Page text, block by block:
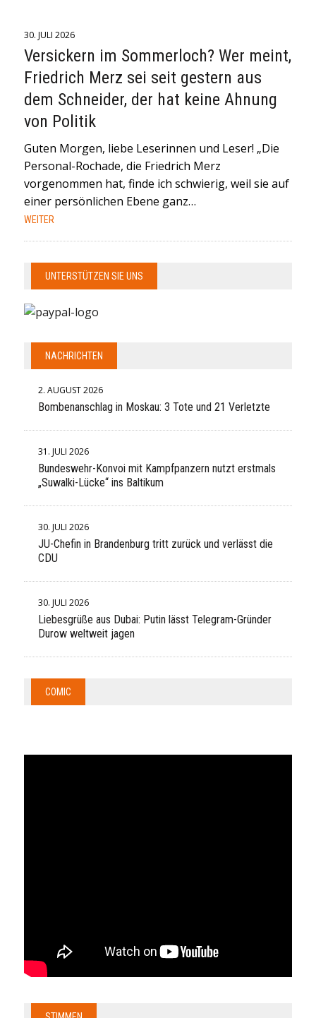
30. JULI 2026
Versickern im Sommerloch? Wer meint,
Friedrich Merz sei seit gestern aus
dem Schneider, der hat keine Ahnung
von Politik
Guten Morgen, liebe Leserinnen und Leser! „Die
Personal-Rochade, die Friedrich Merz
vorgenommen hat, finde ich schwierig, weil sie auf
einer persönlichen Ebene ganz…
WEITER
UNTERSTÜTZEN SIE UNS
NACHRICHTEN
2. AUGUST 2026
Bombenanschlag in Moskau: 3 Tote und 21 Verletzte
31. JULI 2026
Bundeswehr-Konvoi mit Kampfpanzern nutzt erstmals
„Suwalki-Lücke“ ins Baltikum
30. JULI 2026
JU-Chefin in Brandenburg tritt zurück und verlässt die
CDU
30. JULI 2026
Liebesgrüße aus Dubai: Putin lässt Telegram-Gründer
Durow weltweit jagen
COMIC